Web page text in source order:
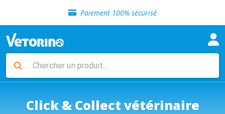
Paiement 100% sécurisé
Livraison gratuite en clinique vétérinaire
Sélection de croquettes vétérinaire
Livraison gratuite en clinique vétérinaire
Retour gratuit en clinique
Click & Collect vétérinaire